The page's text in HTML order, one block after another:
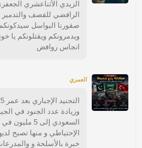
الزيدي الأثناعشري
الرافضي للقصف
صقورنا البواسل سيدكونكم
ويدمرونكم ويقتلونكم يا
انجاس روافض
العمري
وزيادة عدد الجنود في
السعودي إلى 5 مليون في
الإحتياطي و منها تصبح
خبرة بالأسلحة و